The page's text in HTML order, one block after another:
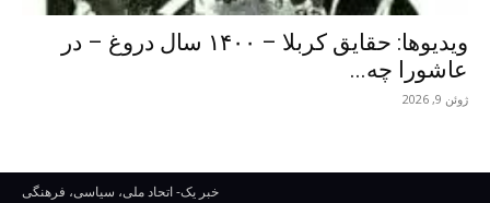
ویدیوها: حقایق کربلا – ۱۴۰۰ سال دروغ – در
عاشورا چه...
ژوئن 9, 2026
خبر یک- اتحاد ملی، سیاسی، فرهنگی